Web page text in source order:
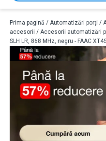
Prima pagină / Automatizări porți /
accesorii / Accesorii automatizări
SLH LR, 868 MHz, negru - FAAC